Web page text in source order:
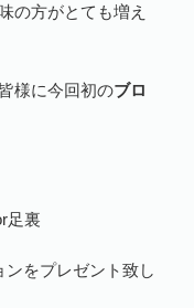
の方がとても増え
様に今回初のブロ
足裏
をプレゼント致し